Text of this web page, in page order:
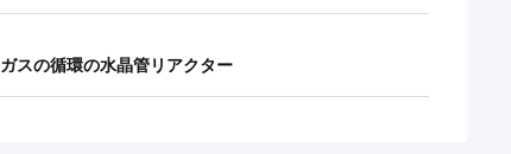
ガスの循環の水晶管リアクター